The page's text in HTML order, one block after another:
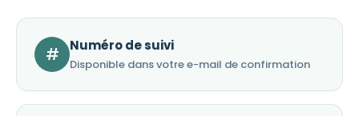
# Numéro de suivi
Disponible dans votre e-mail de confirmation